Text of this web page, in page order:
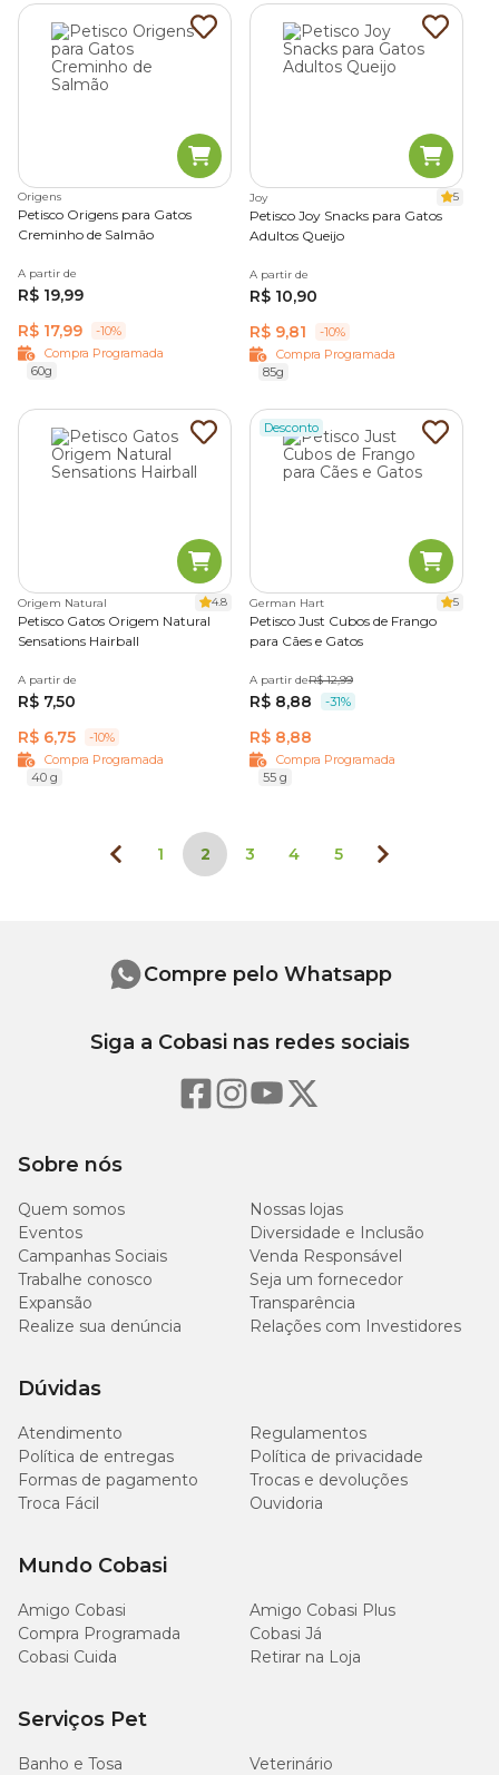
Origens
Petisco Origens para Gatos
Creminho de Salmão
A partir de
R$ 19,99
R$ 17,99
-10%
Compra Programada
60g
Joy 5
Petisco Joy Snacks para Gatos
Adultos Queijo
A partir de
R$ 10,90
R$ 9,81
-10%
Compra Programada
85g
Origem Natural 4.8
Petisco Gatos Origem Natural
Sensations Hairball
A partir de
R$ 7,50
R$ 6,75
-10%
Compra Programada
40 g
Desconto
German Hart 5
Petisco Just Cubos de Frango
para Cães e Gatos
A partir deR$ 12,99
R$ 8,88 -31%
R$ 8,88
Compra Programada
55 g
1 2 3 4 5
Sobre nós
Quem somos
Nossas lojas
Eventos
Diversidade e Inclusão
Campanhas Sociais
Venda Responsável
Trabalhe conosco
Seja um fornecedor
Expansão
Transparência
Realize sua denúncia
Relações com Investidores
Dúvidas
Atendimento
Regulamentos
Política de entregas
Política de privacidade
Formas de pagamento
Trocas e devoluções
Troca Fácil
Ouvidoria
Mundo Cobasi
Amigo Cobasi
Amigo Cobasi Plus
Compra Programada
Cobasi Já
Cobasi Cuida
Retirar na Loja
Serviços Pet
Banho e Tosa
Veterinário
Compre pelo Whatsapp
Siga a Cobasi nas redes sociais